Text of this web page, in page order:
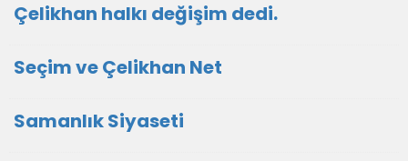
Çelikhan halkı değişim dedi.
Seçim ve Çelikhan Net
Samanlık Siyaseti